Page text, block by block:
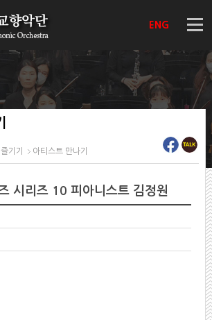
ENG
기기 아티스트 만나기
시리즈 10 피아니스트 김정원